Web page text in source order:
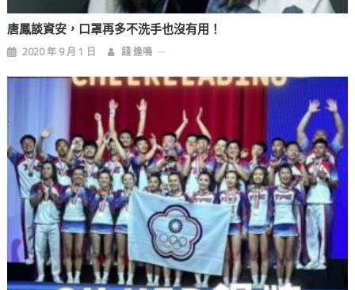
唐鳳談資安，口罩再多不洗手也沒有用！
2020 年 9 月 1 日 錢 逢鳴